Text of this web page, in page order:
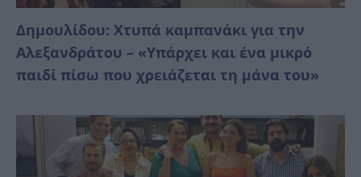
Δημουλίδου: Χτυπά καμπανάκι για την
Αλεξανδράτου – «Υπάρχει και ένα μικρό
παιδί πίσω που χρειάζεται τη μάνα του»